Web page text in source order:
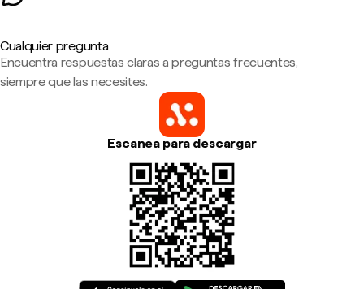
Cualquier pregunta
Encuentra respuestas claras a preguntas frecuentes,
siempre que las necesites.
Escanea para descargar